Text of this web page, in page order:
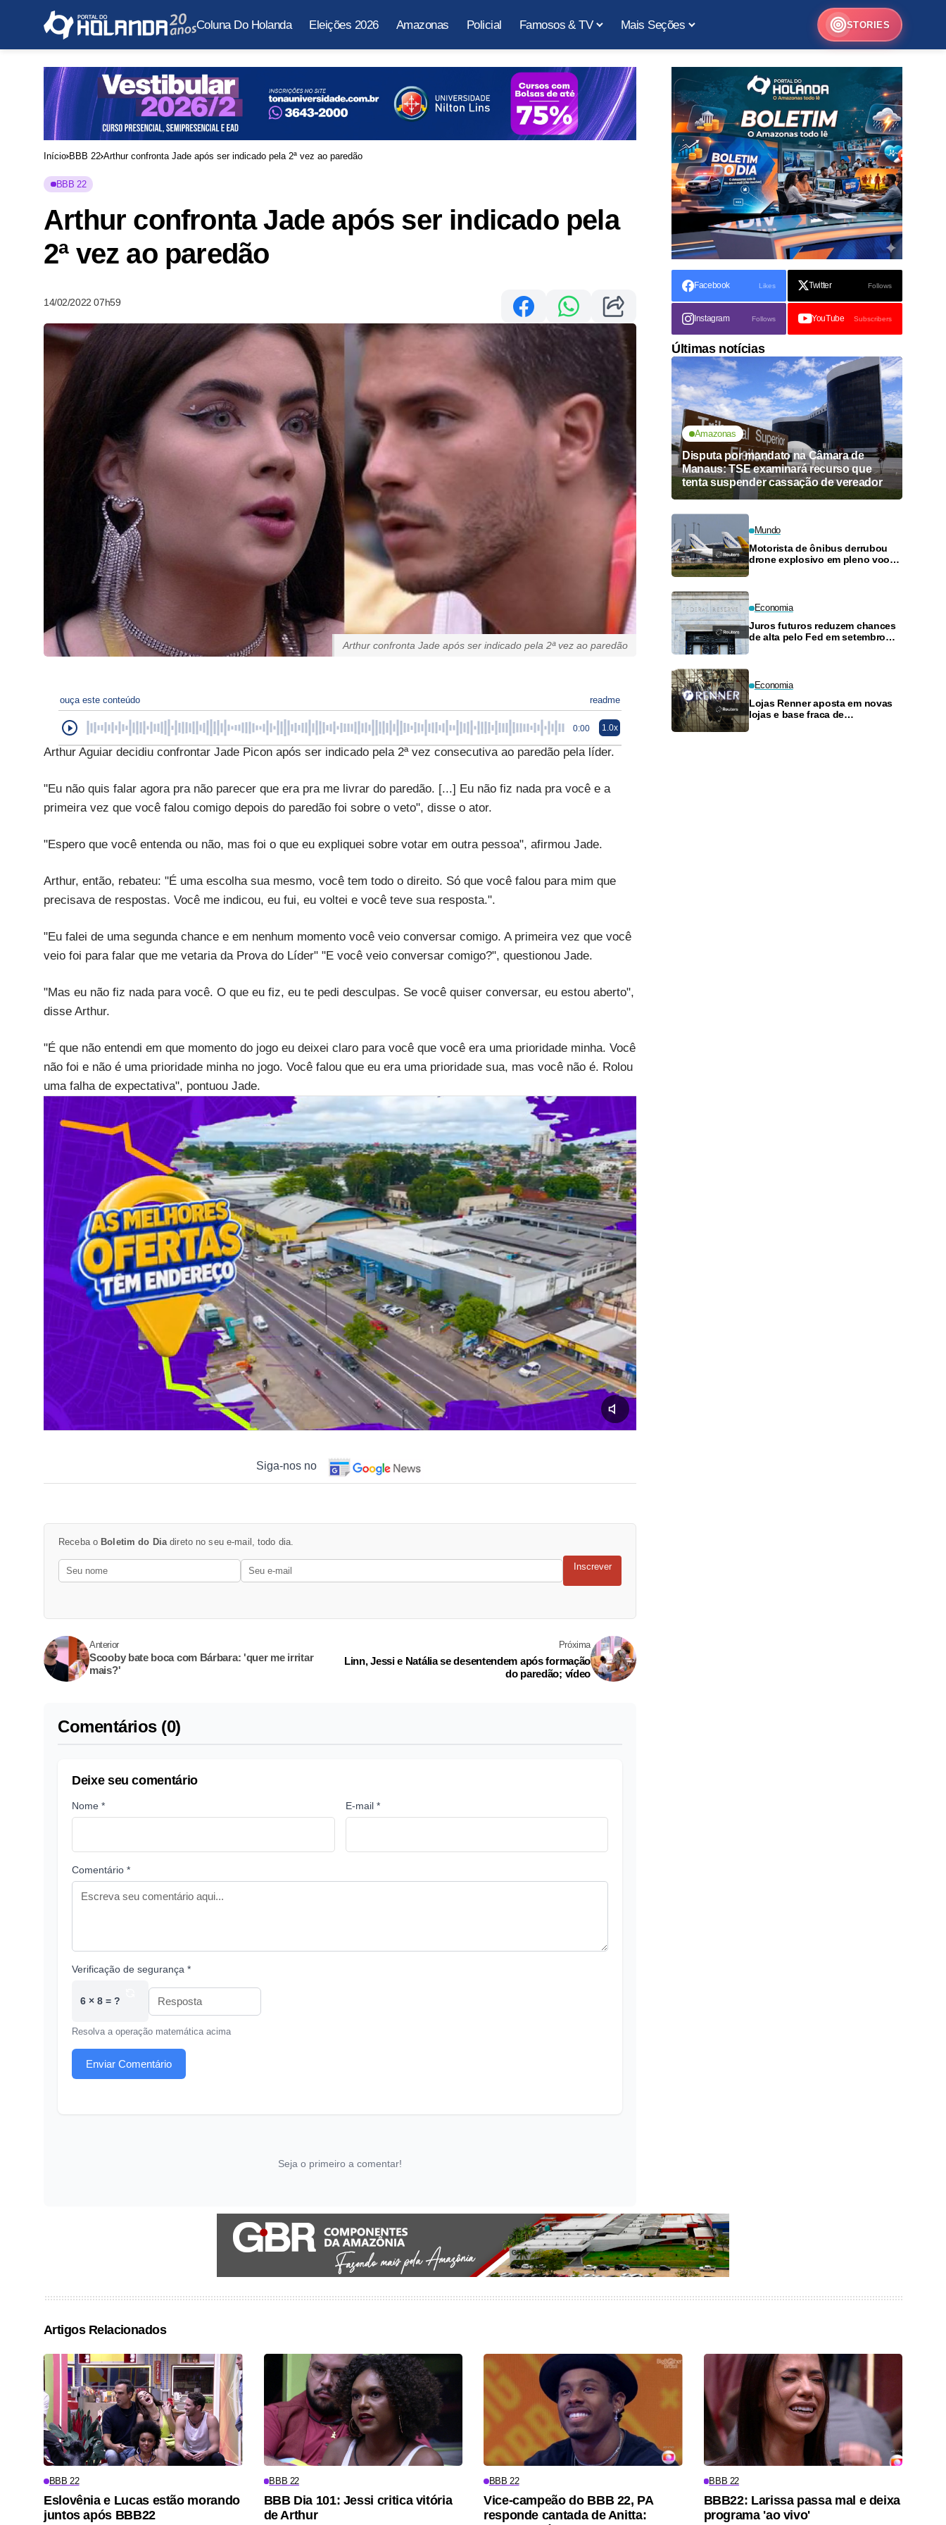
Coluna Do Holanda Eleições 2026 Amazonas Policial Famosos & TV Mais Seções STORIES
Início BBB 22 Arthur confronta Jade após ser indicado pela 2ª vez ao paredão
BBB 22
Arthur confronta Jade após ser indicado pela
2ª vez ao paredão
14/02/2022 07h59
Arthur confronta Jade após ser indicado pela 2ª vez ao paredão
ouça este conteúdo readme
0:00 1.0x
Arthur Aguiar decidiu confrontar Jade Picon após ser indicado pela 2ª vez consecutiva ao paredão pela líder.
"Eu não quis falar agora pra não parecer que era pra me livrar do paredão. [...] Eu não fiz nada pra você e a
primeira vez que você falou comigo depois do paredão foi sobre o veto", disse o ator.
"Espero que você entenda ou não, mas foi o que eu expliquei sobre votar em outra pessoa", afirmou Jade.
Arthur, então, rebateu: "É uma escolha sua mesmo, você tem todo o direito. Só que você falou para mim que
precisava de respostas. Você me indicou, eu fui, eu voltei e você teve sua resposta.".
"Eu falei de uma segunda chance e em nenhum momento você veio conversar comigo. A primeira vez que você
veio foi para falar que me vetaria da Prova do Líder" "E você veio conversar comigo?", questionou Jade.
"Mas eu não fiz nada para você. O que eu fiz, eu te pedi desculpas. Se você quiser conversar, eu estou aberto",
disse Arthur.
"É que não entendi em que momento do jogo eu deixei claro para você que você era uma prioridade minha. Você
não foi e não é uma prioridade minha no jogo. Você falou que eu era uma prioridade sua, mas você não é. Rolou
uma falha de expectativa", pontuou Jade.
Siga-nos no
Receba o Boletim do Diadireto no seu e-mail, todo dia.
Inscrever
Anterior
Scooby bate boca com Bárbara: 'quer me irritar
mais?'
Próxima
Linn, Jessi e Natália se desentendem após formação
do paredão; vídeo
Comentários (0)
Deixe seu comentário
Nome * E-mail *
Comentário *
Verificação de segurança *
6 × 8 = ?
Resolva a operação matemática acima
Enviar Comentário
Seja o primeiro a comentar!
Facebook Likes Twitter Follows
Instagram Follows YouTube Subscribers
Últimas notícias
Amazonas
Disputa por mandato na Câmara de
Manaus: TSE examinará recurso que
tenta suspender cassação de vereador
Mundo
Motorista de ônibus derrubou
drone explosivo em pleno voo
Economia
Juros futuros reduzem chances
de alta pelo Fed em setembro
Economia
Lojas Renner aposta em novas
lojas e base fraca de
Artigos Relacionados
BBB 22
Eslovênia e Lucas estão morando
juntos após BBB22
BBB 22
BBB Dia 101: Jessi critica vitória
de Arthur
BBB 22
Vice-campeão do BBB 22, PA
responde cantada de Anitta:
BBB 22
BBB22: Larissa passa mal e deixa
programa 'ao vivo'